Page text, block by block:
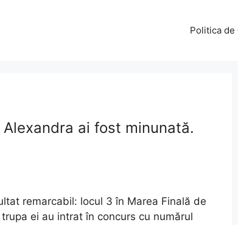
Politica
ai fost minunată.
remarcabil: locul 3 în Marea Finală de
ei au intrat în concurs cu numărul